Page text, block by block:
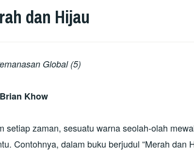
dan Hijau
Global (5)
Khow
setiap zaman, sesuatu warna seolah-olah
Contohnya, dalam buku berjudul “Merah dan